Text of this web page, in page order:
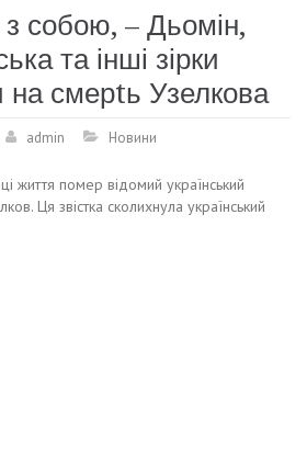
собою, – Дьомін,
та інші зірки
на смерtь Узелкова
admin Новини
життя помер відомий український
Ця звістка сколихнула український